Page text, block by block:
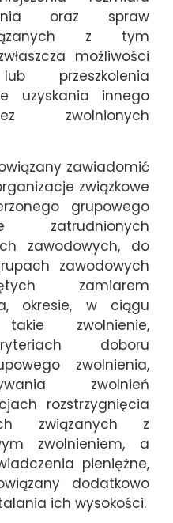
oraz spraw
z tym
możliwości
przeszkolenia
uzyskania innego
zwolnionych
zawiadomić
związkowe
grupowego
zatrudnionych
zawodowych, do
zawodowych
zamiarem
okresie, w ciągu
zwolnienie,
doboru
zwolnienia,
zwolnień
rozstrzygnięcia
związanych z
zwolnieniem, a
pieniężne,
dodatkowo
ich wysokości.